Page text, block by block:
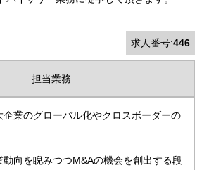
求人番号:446
担当業務
企業のグローバル化やクロスボーダーの
動向を睨みつつM&Aの機会を創出する段